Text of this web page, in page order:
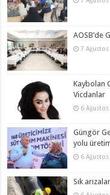
AOSB’de
7
Kaybolan
Vicdanlar
6
Güngör
yolu
6
Sık